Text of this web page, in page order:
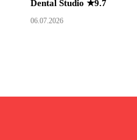
Dental Studio ★9.7
06.07.2026